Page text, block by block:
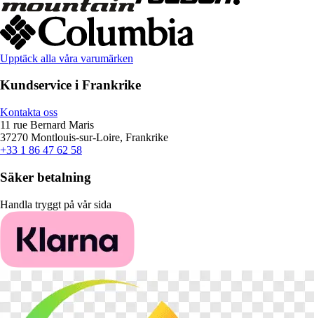
Upptäck alla våra varumärken
Kundservice i Frankrike
Kontakta oss
11 rue Bernard Maris
37270 Montlouis-sur-Loire, Frankrike
+33 1 86 47 62 58
Säker betalning
Handla tryggt på vår sida